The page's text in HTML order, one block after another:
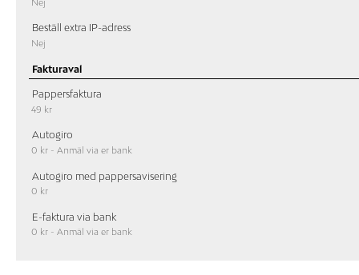
Nej
Beställ extra IP-adress
Nej
Fakturaval
Pappersfaktura
49 kr
Autogiro
0 kr - Anmäl via er bank
Autogiro med pappersavisering
0 kr
E-faktura via bank
0 kr - Anmäl via er bank